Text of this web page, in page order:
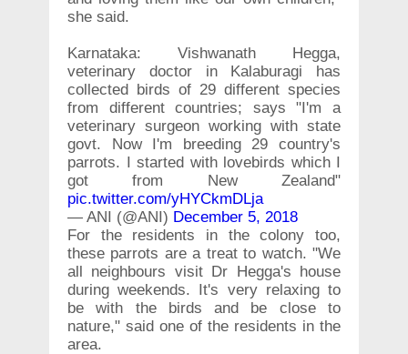
she said.
Karnataka: Vishwanath Hegga,
veterinary doctor in Kalaburagi has
collected birds of 29 different species
from different countries; says "I'm a
veterinary surgeon working with state
govt. Now I'm breeding 29 country's
parrots. I started with lovebirds which I
got from New Zealand"
pic.twitter.com/yHYCkmDLja
— ANI (@ANI) December 5, 2018
For the residents in the colony too,
these parrots are a treat to watch. "We
all neighbours visit Dr Hegga's house
during weekends. It's very relaxing to
be with the birds and be close to
nature," said one of the residents in the
area.